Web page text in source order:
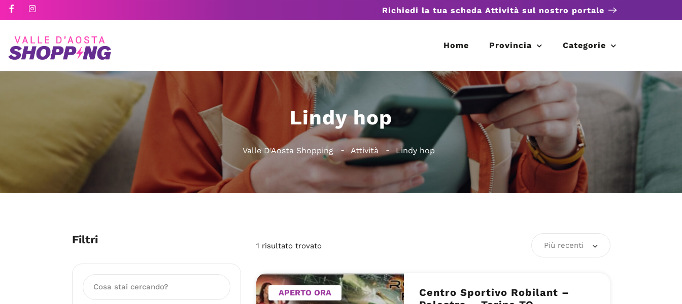
Richiedi la tua scheda Attività sul nostro portale
Home Provincia Categorie
Lindy hop
Valle D'Aosta Shopping Attività Lindy hop
Filtri 1 risultato trovato Più recenti
APERTO ORA
Centro Sportivo Robilant –